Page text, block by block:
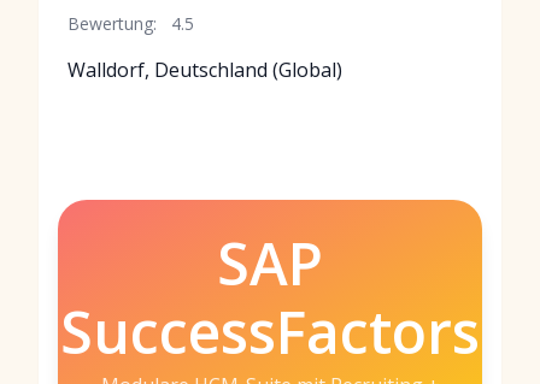
Bewertung: 4.5
Walldorf, Deutschland (Global)
SAP
SuccessFactors